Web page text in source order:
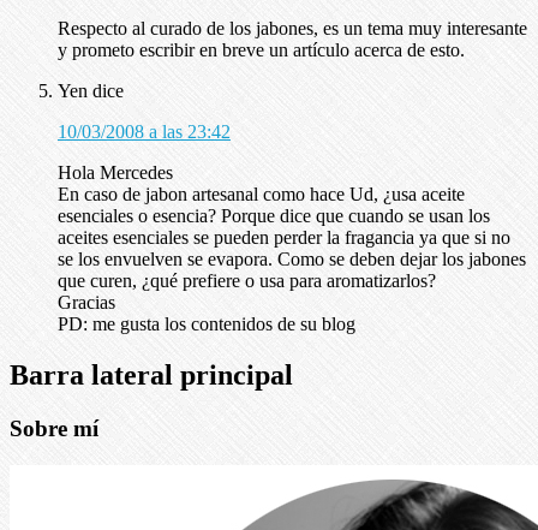
Respecto al curado de los jabones, es un tema muy interesante
y prometo escribir en breve un artículo acerca de esto.
Yen dice
10/03/2008 a las 23:42
Hola Mercedes
En caso de jabon artesanal como hace Ud, ¿usa aceite
esenciales o esencia? Porque dice que cuando se usan los
aceites esenciales se pueden perder la fragancia ya que si no
se los envuelven se evapora. Como se deben dejar los jabones
que curen, ¿qué prefiere o usa para aromatizarlos?
Gracias
PD: me gusta los contenidos de su blog
Barra lateral principal
Sobre mí